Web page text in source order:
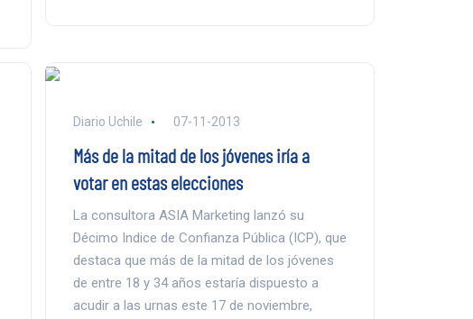
Diario Uchile 07-11-2013
Más de la mitad de los jóvenes iría a
votar en estas elecciones
La consultora ASIA Marketing lanzó su
Décimo Indice de Confianza Pública (ICP), que
destaca que más de la mitad de los jóvenes
de entre 18 y 34 años estaría dispuesto a
acudir a las urnas este 17 de noviembre,